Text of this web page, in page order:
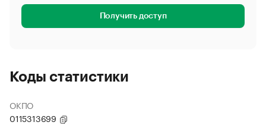
Получить доступ
Коды статистики
ОКПО
0115313699